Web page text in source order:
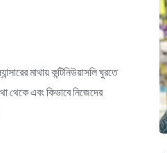
মাথায় কন্টিনিউয়াসলি ঘুরতে
থেকে এবং কিভাবে নিজেদের